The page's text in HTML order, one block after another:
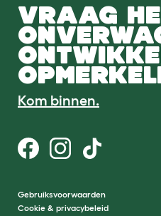
VRAAG
Kom binnen.
Gebruiksvoorwaarden
Cookie & privacybeleid